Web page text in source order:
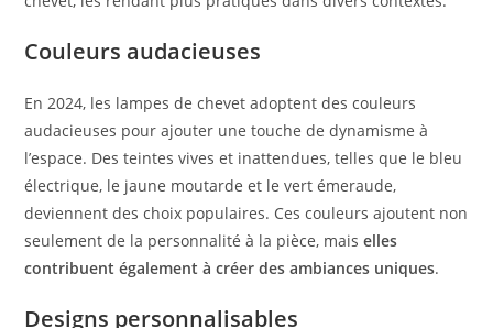
Couleurs audacieuses
En 2024, les lampes de chevet adoptent des couleurs
audacieuses pour ajouter une touche de dynamisme à
l’espace. Des teintes vives et inattendues, telles que le bleu
électrique, le jaune moutarde et le vert émeraude,
deviennent des choix populaires. Ces couleurs ajoutent non
seulement de la personnalité à la pièce, maiselles
contribuent également à créer des ambiances uniques.
Designs personnalisables